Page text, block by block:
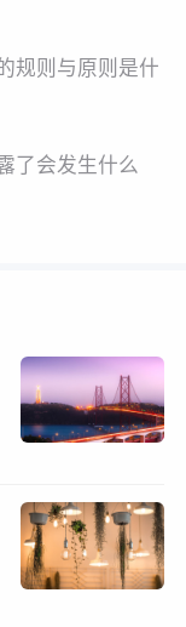
规则与原则是什
了会发生什么